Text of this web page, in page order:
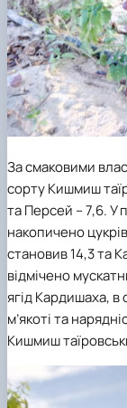
За смаковими
сорту Кишмиш
та Персей – 7,6. У
накопичено
становив 14,3 та
відмічено
ягід Кардишаха,
м’якоті та
Кишмиш